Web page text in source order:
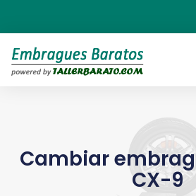
Cambiar
CX-9